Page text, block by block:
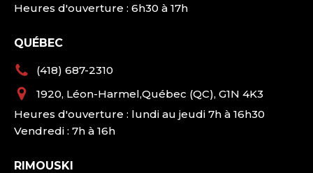
Heures d'ouverture : 6h30 à 17h
QUÉBEC
(418) 687-2310
1920, Léon-Harmel,Québec (QC), G1N 4K3
Heures d'ouverture : lundi au jeudi 7h à 16h30
Vendredi : 7h à 16h
RIMOUSKI